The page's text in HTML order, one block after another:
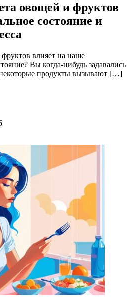
овощей и фруктов
состояние и
влияет на наше
Вы когда-нибудь задавались
продукты вызывают […]